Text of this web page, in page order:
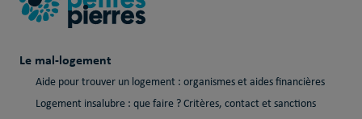
Le mal-logement
Aide pour trouver un logement : organismes et aides financières
Logement insalubre : que faire ? Critères, contact et sanctions